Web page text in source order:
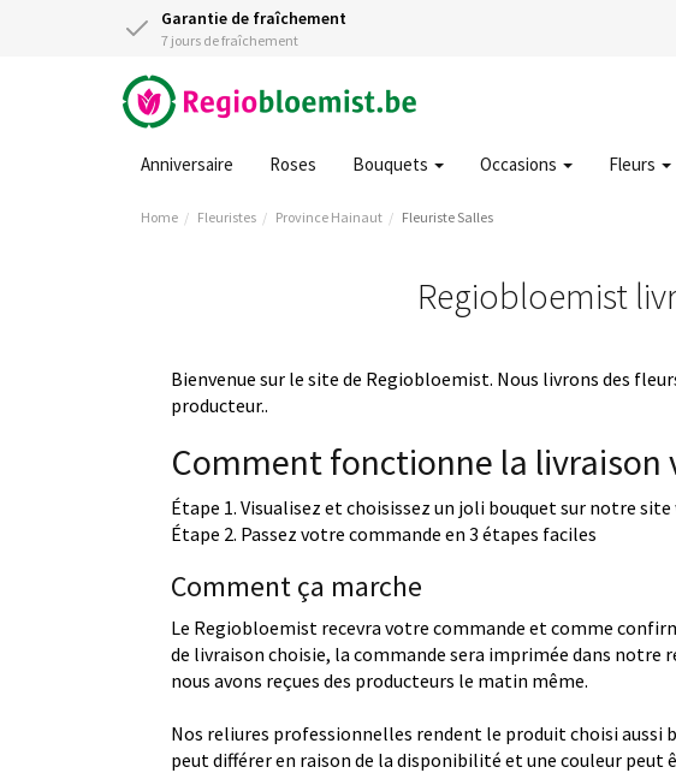
Garantie de fraîchement
7 jours de fraîchement
Anniversaire Roses Bouquets Occasions Fleurs
Home Fleuristes Province Hainaut Fleuriste Salles
Regiobloemist
Bienvenue sur le site de Regiobloemist. Nous livrons des
producteur..
Comment fonctionne la livraison
Étape 1. Visualisez et choisissez un joli bouquet sur notre site
Étape 2. Passez votre commande en 3 étapes faciles
Comment ça marche
Le Regiobloemist recevra votre commande et comme
de livraison choisie, la commande sera imprimée dans notre
nous avons reçues des producteurs le matin même.
Nos reliures professionnelles rendent le produit choisi aussi
peut différer en raison de la disponibilité et une couleur peut